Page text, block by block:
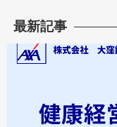
最新記事